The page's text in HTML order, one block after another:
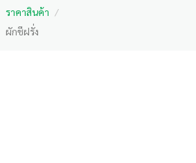
ราคาสินค้า /
ผักชีฝรั่ง